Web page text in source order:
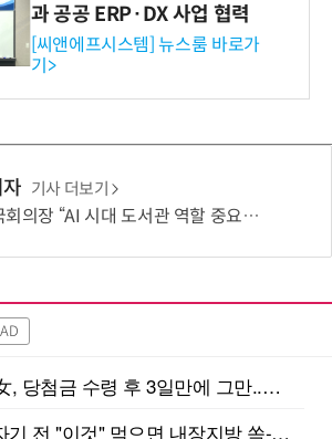
과 공공 ERP·DX 사업 협력
[씨앤에프시스템] 뉴스룸 바로가
기>
기사 더보기
“AI 시대 도서관 역할 중요…정보격차 해소 입법 지원할 것”
AD